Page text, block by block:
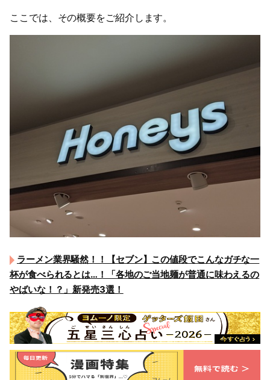
ここでは、その概要をご紹介します。
ラーメン業界騒然！！【セブン】この値段でこんなガチな一
杯が食べられるとは…！「各地のご当地麺が普通に味わえるの
やばいな！？」新発売3選！